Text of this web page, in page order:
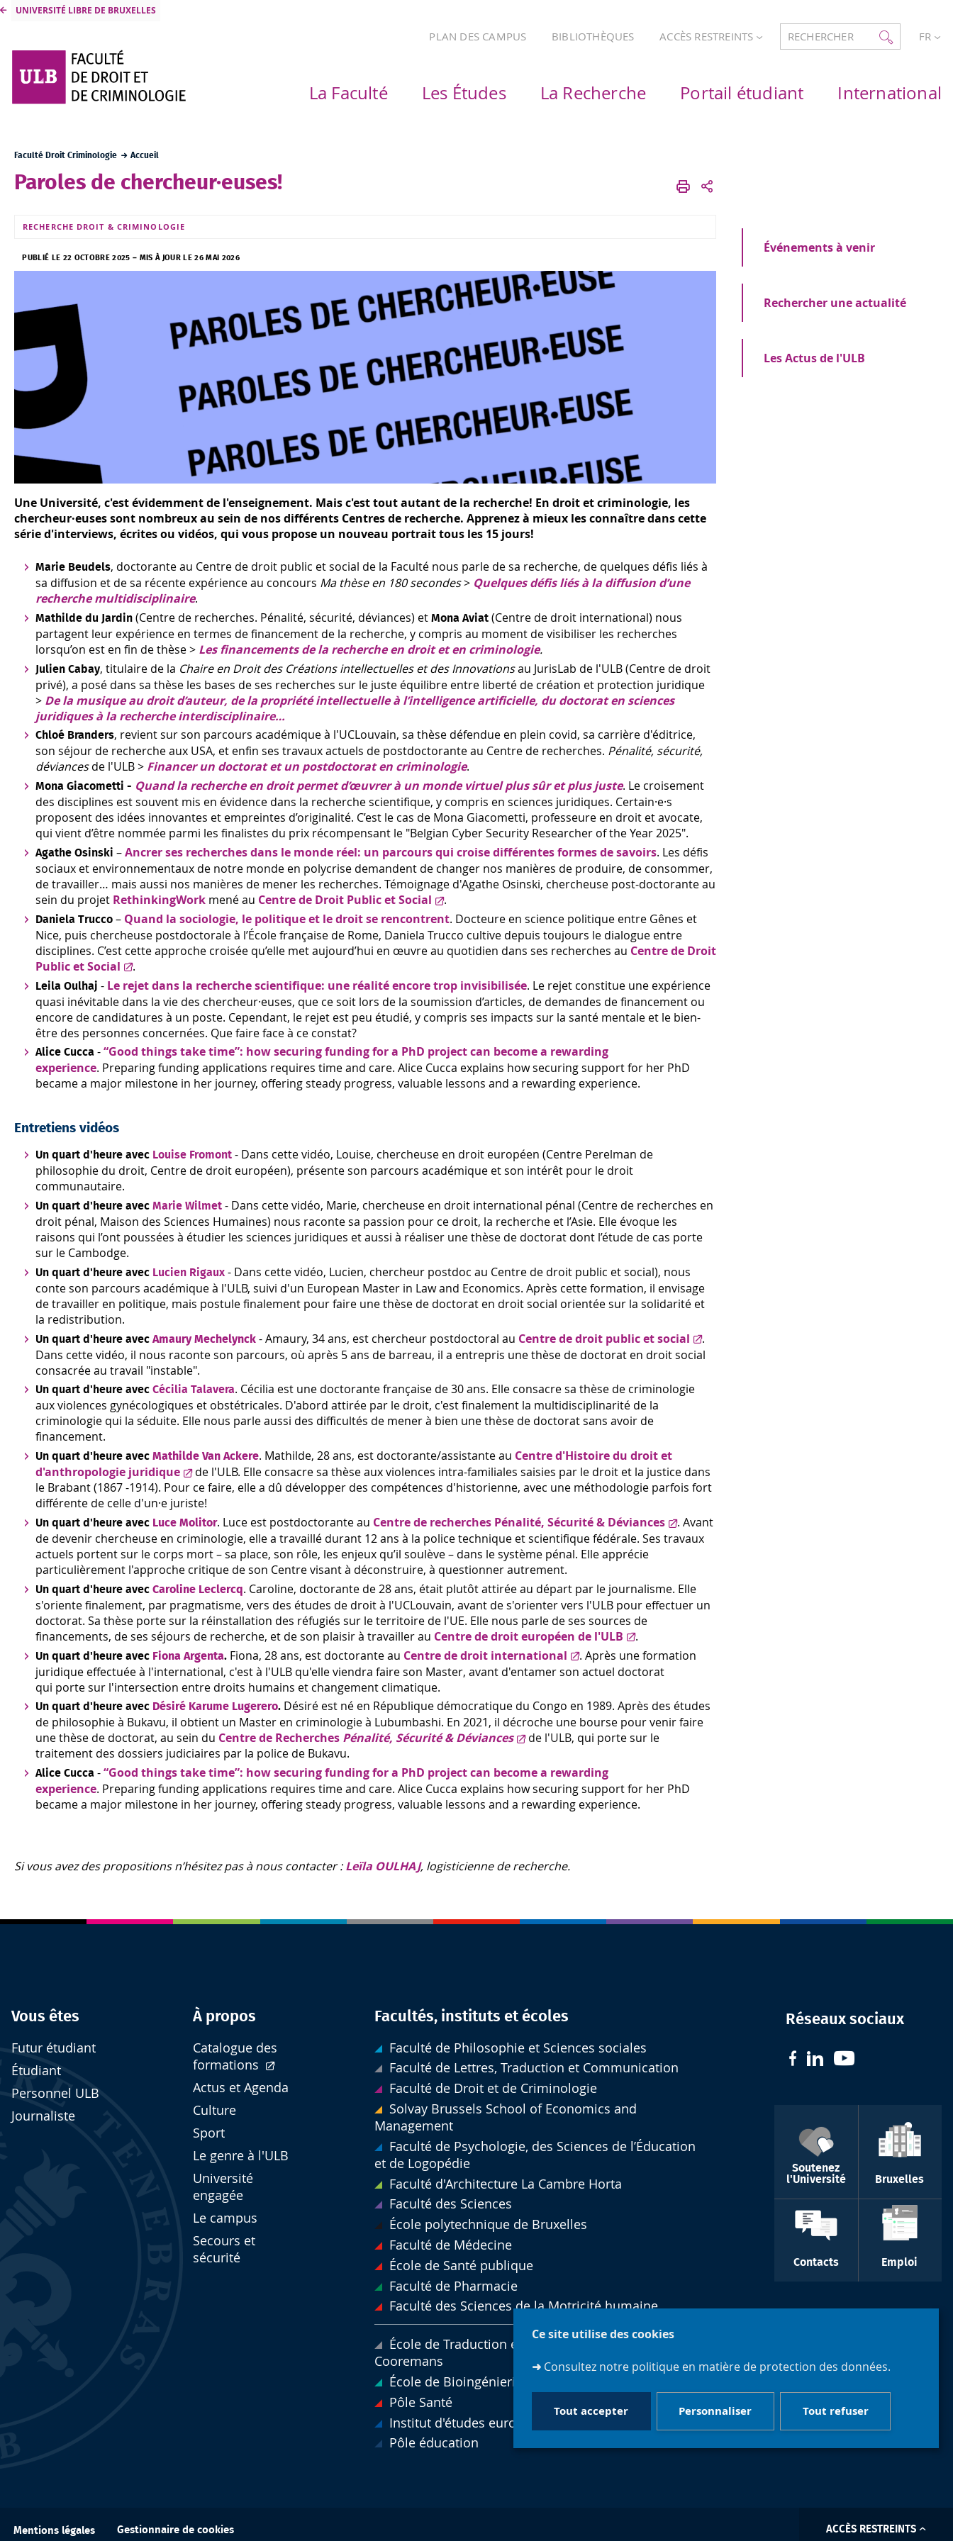
Ce site utilise des cookies
➜ Consultez notre politique en matière de protection des données.
Tout accepter Tout refuser
Personnaliser
UNIVERSITÉ LIBRE DE BRUXELLES
PLAN DES CAMPUS BIBLIOTHÈQUES ACCÈS RESTREINTS RECHERCHER FR
La Faculté Les Études La Recherche Portail étudiant International
Faculté Droit Criminologie Accueil
Paroles de chercheur·euses!
RECHERCHE DROIT & CRIMINOLOGIE
PUBLIÉ LE 22 OCTOBRE 2025 – MIS À JOUR LE 26 MAI 2026
Une Université, c'est évidemment de l'enseignement. Mais c'est tout autant de la recherche! En droit et criminologie, les
chercheur·euses sont nombreux au sein de nos différents Centres de recherche. Apprenez à mieux les connaître dans cette
série d'interviews, écrites ou vidéos, qui vous propose un nouveau portrait tous les 15 jours!
Marie Beudels, doctorante au Centre de droit public et social de la Faculté nous parle de sa recherche, de quelques défis liés à
sa diffusion et de sa récente expérience au concours Ma thèse en 180 secondes> Quelques défis liés à la diffusion d’une
recherche multidisciplinaire.
Mathilde du Jardin (Centre de recherches. Pénalité, sécurité, déviances) et Mona Aviat (Centre de droit international) nous
partagent leur expérience en termes de financement de la recherche, y compris au moment de visibiliser les recherches
lorsqu’on est en fin de thèse > Les financements de la recherche en droit et en criminologie.
Julien Cabay, titulaire de la Chaire en Droit des Créations intellectuelles et des Innovationsau JurisLab de l'ULB (Centre de droit
privé), a posé dans sa thèse les bases de ses recherches sur le juste équilibre entre liberté de création et protection juridique
> De la musique au droit d’auteur, de la propriété intellectuelle à l’intelligence artificielle, du doctorat en sciences
juridiques à la recherche interdisciplinaire…
Chloé Branders, revient sur son parcours académique à l'UCLouvain, sa thèse défendue en plein covid, sa carrière d'éditrice,
son séjour de recherche aux USA, et enfin ses travaux actuels de postdoctorante au Centre de recherches. Pénalité, sécurité,
déviancesde l'ULB > Financer un doctorat et un postdoctorat en criminologie.
Mona Giacometti - Quand la recherche en droit permet d’œuvrer à un monde virtuel plus sûr et plus juste. Le croisement
des disciplines est souvent mis en évidence dans la recherche scientifique, y compris en sciences juridiques. Certain·e·s
proposent des idées innovantes et empreintes d’originalité. C’est le cas de Mona Giacometti, professeure en droit et avocate,
qui vient d’être nommée parmi les finalistes du prix récompensant le "Belgian Cyber Security Researcher of the Year 2025".
Agathe Osinski –Ancrer ses recherches dans le monde réel: un parcours qui croise différentes formes de savoirs. Les défis
sociaux et environnementaux de notre monde en polycrise demandent de changer nos manières de produire, de consommer,
de travailler… mais aussi nos manières de mener les recherches. Témoignage d'Agathe Osinski, chercheuse post-doctorante au
sein du projet RethinkingWork mené au Centre de Droit Public et Social .
Daniela Trucco – Quand la sociologie, le politique et le droit se rencontrent. Docteure en science politique entre Gênes et
Nice, puis chercheuse postdoctorale à l’École française de Rome, Daniela Trucco cultive depuis toujours le dialogue entre
disciplines. C’est cette approche croisée qu’elle met aujourd’hui en œuvre au quotidien dans ses recherches au Centre de Droit
Public et Social
.
Leila Oulhaj - Le rejet dans la recherche scientifique: une réalité encore trop invisibilisée. Le rejet constitue une expérience
quasi inévitable dans la vie des chercheur·euses, que ce soit lors de la soumission d’articles, de demandes de financement ou
encore de candidatures à un poste. Cependant, le rejet est peu étudié, y compris ses impacts sur la santé mentale et le bien-
être des personnes concernées. Que faire face à ce constat?
Alice Cucca -“Good things take time”: how securing funding for a PhD project can become a rewarding
experience. Preparing funding applications requires time and care. Alice Cucca explains how securing support for her PhD
became a major milestone in her journey, offering steady progress, valuable lessons and a rewarding experience.
Entretiens vidéos
Un quart d'heure avec Louise Fromont - Dans cette vidéo, Louise, chercheuse en droit européen (Centre Perelman de
philosophie du droit, Centre de droit européen), présente son parcours académique et son intérêt pour le droit
communautaire.
Un quart d'heure avec Marie Wilmet - Dans cette vidéo, Marie, chercheuse en droit international pénal (Centre de recherches en
droit pénal, Maison des Sciences Humaines) nous raconte sa passion pour ce droit, la recherche et l’Asie. Elle évoque les
raisons qui l’ont poussées à étudier les sciences juridiques et aussi à réaliser une thèse de doctorat dont l’étude de cas porte
sur le Cambodge.
Un quart d'heure avec Lucien Rigaux - Dans cette vidéo, Lucien, chercheur postdoc au Centre de droit public et social), nous
conte son parcours académique à l'ULB, suivi d'un European Master in Law and Economics. Après cette formation, il envisage
de travailler en politique, mais postule finalement pour faire une thèse de doctorat en droit social orientée sur la solidarité et
la redistribution.
Un quart d'heure avec Amaury Mechelynck - Amaury, 34 ans, est chercheur postdoctoral au Centre de droit public et social
.
Dans cette vidéo, il nous raconte son parcours, où après 5 ans de barreau, il a entrepris une thèse de doctorat en droit social
consacrée au travail "instable".
Un quart d'heure avec Cécilia Talavera. Cécilia est une doctorante française de 30 ans. Elle consacre sa thèse de criminologie
aux violences gynécologiques et obstétricales. D'abord attirée par le droit, c'est finalement la multidisciplinarité de la
criminologie qui la séduite. Elle nous parle aussi des difficultés de mener à bien une thèse de doctorat sans avoir de
financement.
Un quart d'heure avec Mathilde Van Ackere. Mathilde, 28 ans, est doctorante/assistante au Centre d'Histoire du droit et
d'anthropologie juridique
de l'ULB. Elle consacre sa thèse aux violences intra-familiales saisies par le droit et la justice dans
le Brabant (1867 -1914). Pour ce faire, elle a dû développer des compétences d'historienne, avec une méthodologie parfois fort
différente de celle d'un·e juriste!
Un quart d'heure avec Luce Molitor. Luce est postdoctorante au Centre de recherches Pénalité, Sécurité & Déviances
. Avant
de devenir chercheuse en criminologie, elle a travaillé durant 12 ans à la police technique et scientifique fédérale. Ses travaux
actuels portent sur le corps mort – sa place, son rôle, les enjeux qu’il soulève – dans le système pénal. Elle apprécie
particulièrement l'approche critique de son Centre visant à déconstruire, à questionner autrement.
Un quart d'heure avec Caroline Leclercq. Caroline, doctorante de 28 ans, était plutôt attirée au départ par le journalisme. Elle
s'oriente finalement, par pragmatisme, vers des études de droit à l'UCLouvain, avant de s'orienter vers l'ULB pour effectuer un
doctorat. Sa thèse porte sur la réinstallation des réfugiés sur le territoire de l'UE. Elle nous parle de ses sources de
financements, de ses séjours de recherche, et de son plaisir à travailler au Centre de droit européen de l'ULB .
Un quart d'heure avec Fiona Argenta. Fiona, 28 ans, est doctorante au Centre de droit international
. Après une formation
juridique effectuée à l'international, c'est à l'ULB qu'elle viendra faire son Master, avant d'entamer son actuel doctorat
qui porte sur l'intersection entre droits humains et changement climatique.
Un quart d'heure avec Désiré Karume Lugerero. Désiré est né en République démocratique du Congo en 1989. Après des études
de philosophie à Bukavu, il obtient un Master en criminologie à Lubumbashi. En 2021, il décroche une bourse pour venir faire
une thèse de doctorat, au sein du Centre de Recherches Pénalité, Sécurité & Déviances de l'ULB, qui porte sur le
traitement des dossiers judiciaires par la police de Bukavu.
Alice Cucca -“Good things take time”: how securing funding for a PhD project can become a rewarding
experience. Preparing funding applications requires time and care. Alice Cucca explains how securing support for her PhD
became a major milestone in her journey, offering steady progress, valuable lessons and a rewarding experience.
Si vous avez des propositions n’hésitez pas à nous contacter :Leïla OULHAJ, logisticienne de recherche.
Événements à venir
Rechercher une actualité
Les Actus de l'ULB
Vous êtes
Futur étudiant
Étudiant
Personnel ULB
Journaliste
À propos
Catalogue des
formations
Actus et Agenda
Culture
Sport
Le genre à l'ULB
Université
engagée
Le campus
Secours et
sécurité
Facultés, instituts et écoles
Faculté de Philosophie et Sciences sociales
Faculté de Lettres, Traduction et Communication
Faculté de Droit et de Criminologie
Solvay Brussels School of Economics and
Management
Faculté de Psychologie, des Sciences de l’Éducation
et de Logopédie
Faculté d'Architecture La Cambre Horta
Faculté des Sciences
École polytechnique de Bruxelles
Faculté de Médecine
École de Santé publique
Faculté de Pharmacie
Faculté des Sciences de la Motricité humaine
École de Traduction et Interprétation ISTI -
Cooremans
École de Bioingénierie de Bruxelles
Pôle Santé
Institut d'études européennes
Pôle éducation
Réseaux sociaux
Soutenez
l'Université
Bruxelles
Contacts Emploi
Mentions légales Gestionnaire de cookies ACCÈS RESTREINTS